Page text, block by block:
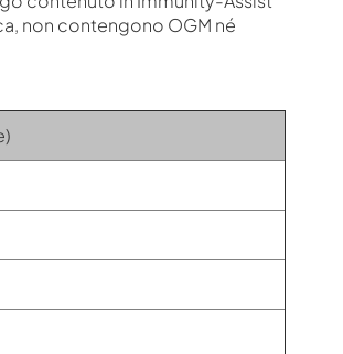
non contengono OGM né